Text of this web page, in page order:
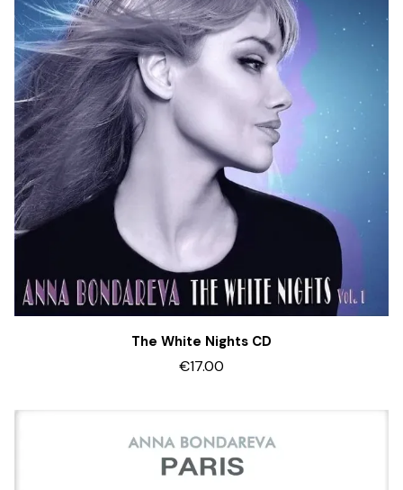
The White Nights CD
€17.00